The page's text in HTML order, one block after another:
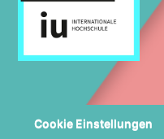
Cookie Einstellungen